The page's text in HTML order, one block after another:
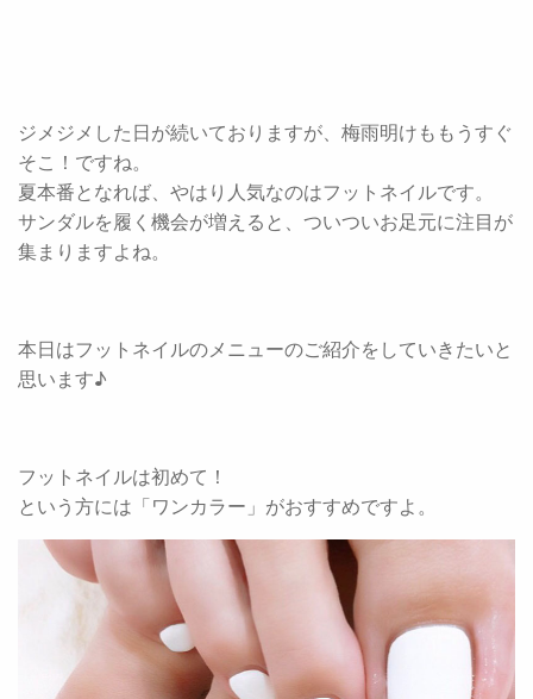
ジメジメした日が続いておりますが、梅雨明けももうすぐ
そこ！ですね。
夏本番となれば、やはり人気なのはフットネイルです。
サンダルを履く機会が増えると、ついついお足元に注目が
集まりますよね。
本日はフットネイルのメニューのご紹介をしていきたいと
思います♪
フットネイルは初めて！
という方には「ワンカラー」がおすすめですよ。